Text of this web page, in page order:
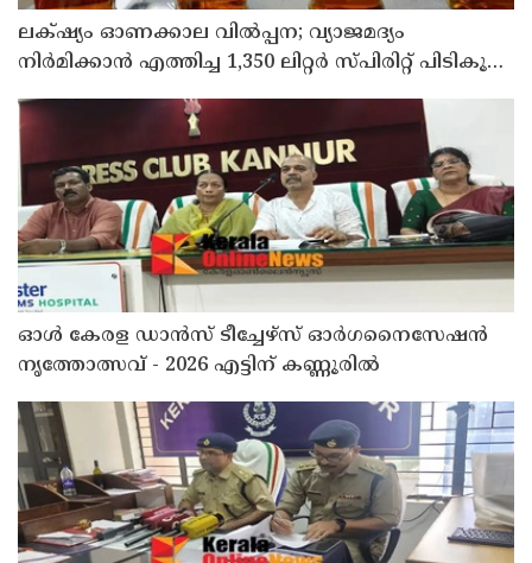
ലക്‌ഷ്യം ഓണക്കാല വിൽപ്പന; വ്യാജമദ്യം
നിർമിക്കാൻ എത്തിച്ച 1,350 ലിറ്റർ സ്പിരിറ്റ് പിടികൂടി;
ഓൾ കേരള ഡാൻസ് ടീച്ചേഴ്സ് ഓർഗനൈസേഷൻ
നൃത്തോത്സവ് - 2026 എട്ടിന് കണ്ണൂരിൽ